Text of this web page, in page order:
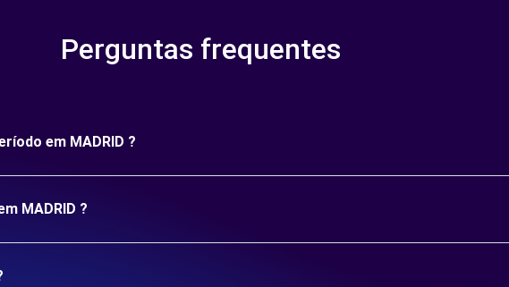
Perguntas frequentes
em MADRID ?
MADRID ?